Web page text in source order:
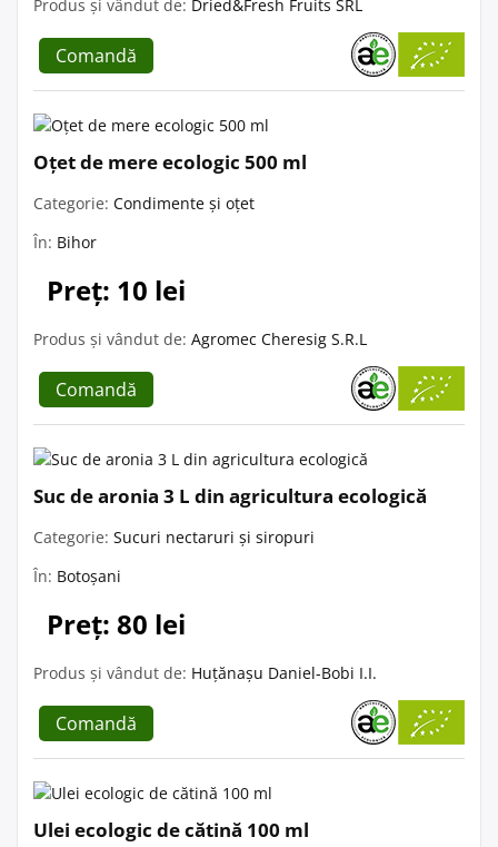
Produs și vândut de: Dried&Fresh Fruits SRL
Comandă
Oțet de mere ecologic 500 ml
Categorie: Condimente și oțet
În: Bihor
Preț: 10 lei
Produs și vândut de: Agromec Cheresig S.R.L
Comandă
Suc de aronia 3 L din agricultura ecologică
Categorie: Sucuri nectaruri și siropuri
În: Botoșani
Preț: 80 lei
Produs și vândut de: Huțănașu Daniel-Bobi I.I.
Comandă
Ulei ecologic de cătină 100 ml